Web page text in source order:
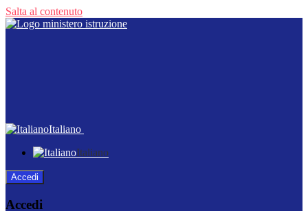
Salta al contenuto
Italiano
Italiano
Accedi
Accedi